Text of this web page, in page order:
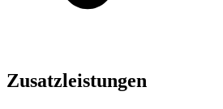
Zusatzleistungen